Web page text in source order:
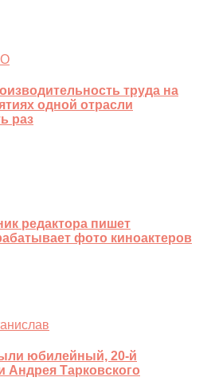
труда на
одной отрасли
раз
редактора пишет
фото киноактеров
юбилейный, 20-й
Андрея Тарковского